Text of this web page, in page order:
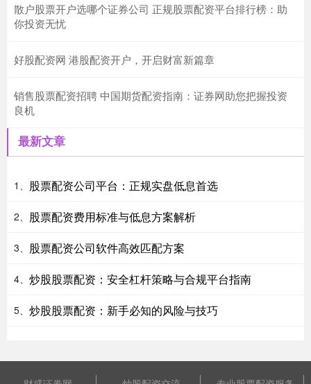
散户股票开户选哪个证券公司 正规股票配资平台排行榜：助
你投资无忧
好股配资网 港股配资开户，开启财富新篇章
销售股票配资招聘 中国期货配资指南：证券网助您把握投资
良机
最新文章
1、 股票配资公司平台：正规实盘低息首选
2、 股票配资费用标准与低息方案解析
3、 股票配资公司软件高效匹配方案
4、 炒股股票配资：安全杠杆策略与合规平台指南
5、 炒股股票配资：新手必知的风险与技巧